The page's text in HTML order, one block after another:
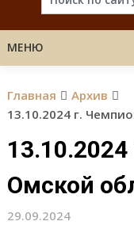
МЕНЮ
Главная
Архив
13.10.2024 г.
Омской
29.09.2024